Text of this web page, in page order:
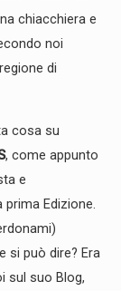
chiacchiera e
noi
di
cosa su
, come appunto
e
Edizione.
si può dire? Era
sul suo Blog,